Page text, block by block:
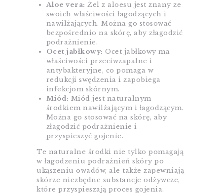
Aloe vera: Żel z aloesu jest znany ze
swoich właściwości łagodzących i
nawilżających. Można go stosować
bezpośrednio na skórę, aby złagodzić
podrażnienie.
Ocet jabłkowy: Ocet jabłkowy ma
właściwości przeciwzapalne i
antybakteryjne, co pomaga w
redukcji swędzenia i zapobiega
infekcjom skórnym.
Miód: Miód jest naturalnym
środkiem nawilżającym i łagodzącym.
Można go stosować na skórę, aby
złagodzić podrażnienie i
przyspieszyć gojenie.
Te naturalne środki nie tylko pomagają
w łagodzeniu podrażnień skóry po
ukąszeniu owadów, ale także zapewniają
skórze niezbędne substancje odżywcze,
które przyspieszają proces gojenia.